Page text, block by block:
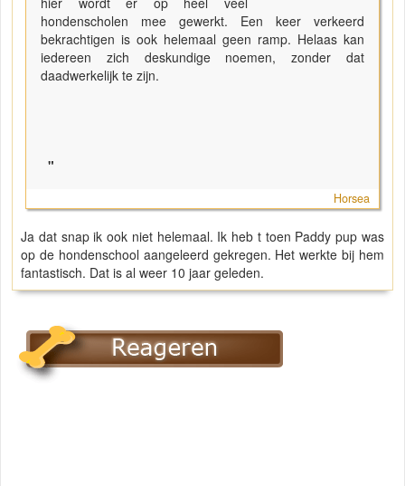
hondenscholen mee gewerkt. Een keer verkeerd
bekrachtigen is ook helemaal geen ramp. Helaas kan
iedereen zich deskundige noemen, zonder dat
daadwerkelijk te zijn.
"
Horsea
Ja dat snap ik ook niet helemaal. Ik heb t toen Paddy pup was
op de hondenschool aangeleerd gekregen. Het werkte bij hem
fantastisch. Dat is al weer 10 jaar geleden.